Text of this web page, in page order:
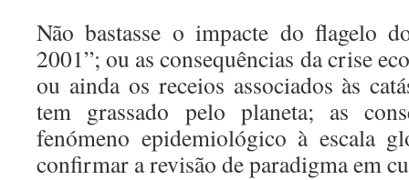
Não bastasse o impacte do flagelo
2001”; ou as consequências da crise
ou ainda os receios associados às
tem grassado pelo planeta; as
fenómeno epidemiológico à escala
confirmar a revisão de paradigma em